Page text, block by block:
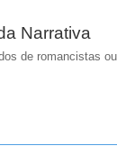
Narrativa
de romancistas